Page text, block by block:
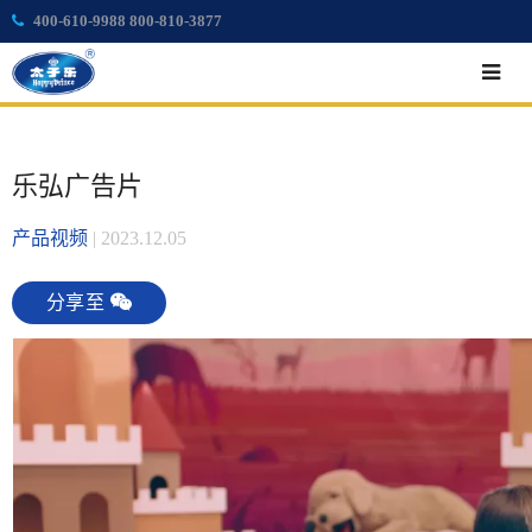
400-610-9988 800-810-3877
乐弘广告片
产品视频 | 2023.12.05
分享至